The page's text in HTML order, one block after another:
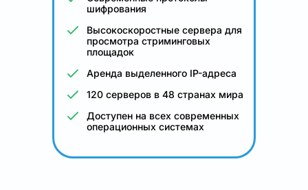
шифрования
Высокоскоростные сервера для
просмотра стриминговых
площадок
Аренда выделенного IP-адреса
120 серверов в 48 странах мира
Доступен на всех современных
операционных системах